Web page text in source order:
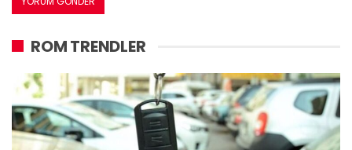
ROM TRENDLER